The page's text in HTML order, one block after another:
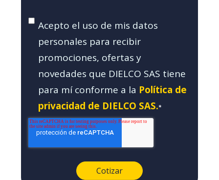
Acepto el uso de mis datos
personales para recibir
promociones, ofertas y
novedades que DIELCO SAS tiene
para mí conforme a la Política de
privacidad de DIELCO SAS.*